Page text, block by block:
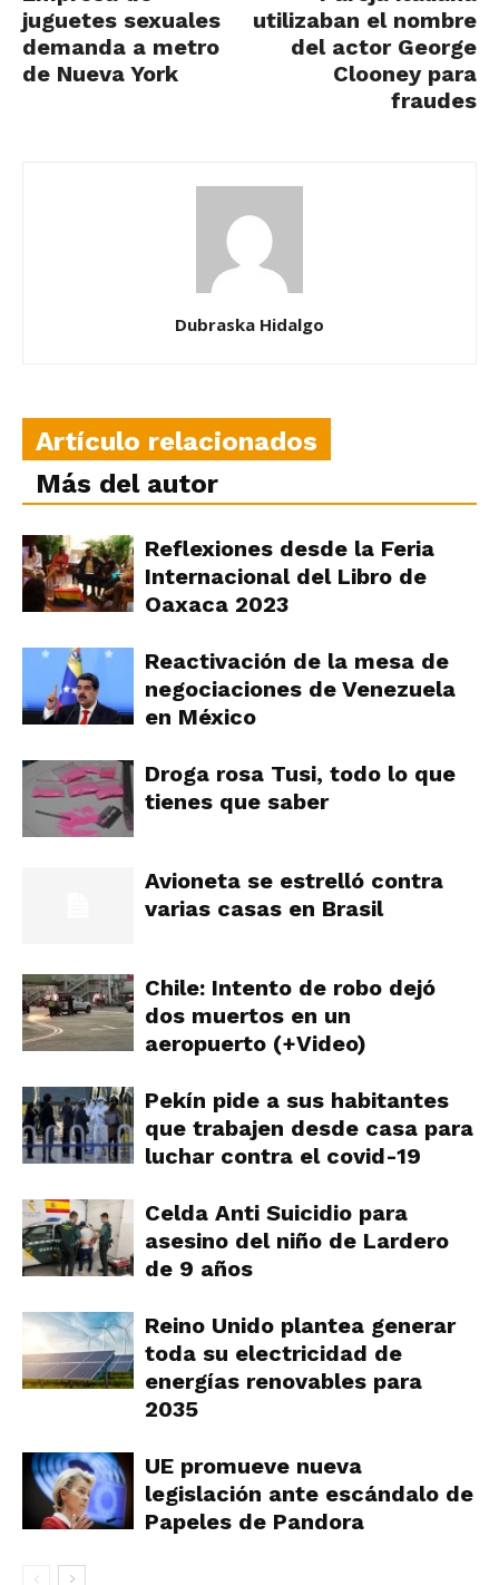
juguetes sexuales
demanda a metro
de Nueva York
utilizaban el nombre
del actor George
Clooney para
fraudes
Dubraska Hidalgo
Artículo relacionados
Más del autor
Reflexiones desde la Feria
Internacional del Libro de
Oaxaca 2023
Reactivación de la mesa de
negociaciones de Venezuela
en México
Droga rosa Tusi, todo lo que
tienes que saber
Avioneta se estrelló contra
varias casas en Brasil
Chile: Intento de robo dejó
dos muertos en un
aeropuerto (+Video)
Pekín pide a sus habitantes
que trabajen desde casa para
luchar contra el covid-19
Celda Anti Suicidio para
asesino del niño de Lardero
de 9 años
Reino Unido plantea generar
toda su electricidad de
energías renovables para
2035
UE promueve nueva
legislación ante escándalo de
Papeles de Pandora